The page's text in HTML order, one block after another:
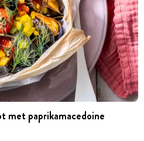
met paprikamacedoine